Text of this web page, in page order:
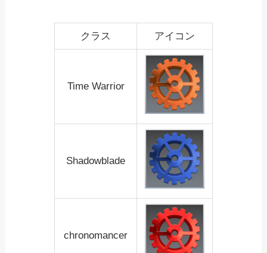
クラス アイコン
Time Warrior
Shadowblade
chronomancer